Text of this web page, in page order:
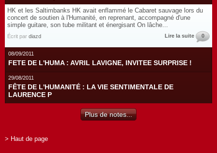
HK et les Saltimbanks HK avait enflammé le Cabaret sauvage lors du
concert de soutien à l'Humanité, en reprenant, accompagné d'une
simple guitare, son tube militant et énergisant On lâche...
Écrit par diazd Lire la suite 0
08/09/2011
FETE DE L'HUMA : AVRIL LAVIGNE, INVITEE SURPRISE !
29/08/2011
FÊTE DE L'HUMANITÉ : LA VIE SENTIMENTALE DE
LAURENCE P
Plus de notes...
> Haut de page